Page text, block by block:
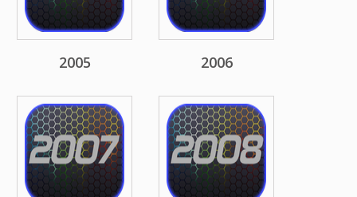
2005 2006